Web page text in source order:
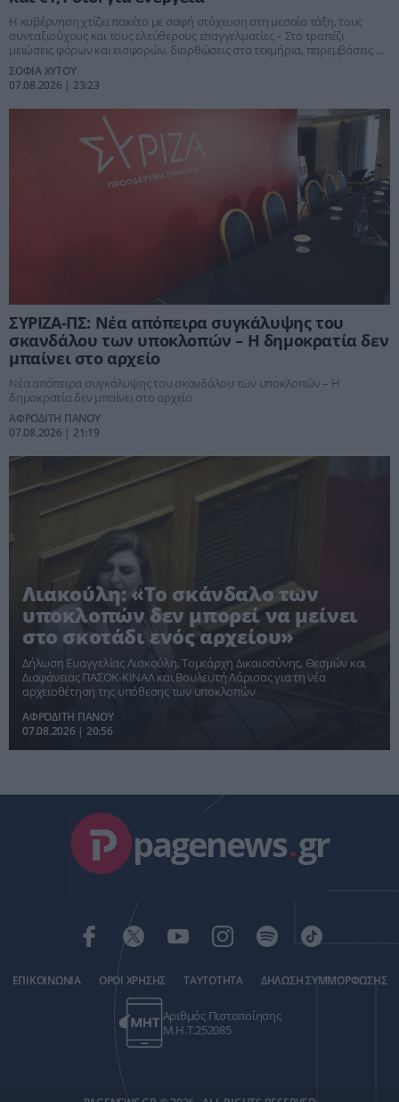
Η κυβέρνηση χτίζει πακέτο με σαφή στόχευση στη μεσαία τάξη, τους
συνταξιούχους και τους ελεύθερους επαγγελματίες – Στο τραπέζι
μειώσεις φόρων και εισφορών, διορθώσεις στα τεκμήρια, παρεμβάσεις σε
ΕΝΦΙΑ και τέλη κυκλοφορίας, αλλά και νέο ενεργειακό πρόγραμμα μέσω
της ευρωπαϊκής ρήτρας διαφυγής
ΣΟΦΙΑ ΧΥΤΟΥ
07.08.2026 | 23:23
ΣΥΡΙΖΑ-ΠΣ: Νέα απόπειρα συγκάλυψης του
σκανδάλου των υποκλοπών – Η δημοκρατία δεν
μπαίνει στο αρχείο
Νέα απόπειρα συγκάλυψης του σκανδάλου των υποκλοπών – Η
δημοκρατία δεν μπαίνει στο αρχείο
ΑΦΡΟΔΙΤΗ ΠΑΝΟΥ
07.08.2026 | 21:19
Λιακούλη: «Το σκάνδαλο των
υποκλοπών δεν μπορεί να μείνει
στο σκοτάδι ενός αρχείου»
Δήλωση Ευαγγελίας Λιακούλη, Τομεάρχη Δικαιοσύνης, Θεσμών και
Διαφάνειας ΠΑΣΟΚ-ΚΙΝΑΛ και Βουλευτή Λάρισας για τη νέα
αρχειοθέτηση της υπόθεσης των υποκλοπών
ΑΦΡΟΔΙΤΗ ΠΑΝΟΥ
07.08.2026 | 20:56
pagenews.gr
ΕΠΙΚΟΙΝΩΝΙΑ ΟΡΟΙ ΧΡΗΣΗΣ ΤΑΥΤΟΤΗΤΑ ΔΗΛΩΣΗ ΣΥΜΜΟΡΦΩΣΗΣ
Αριθμός Πιστοποίησης
Μ.Η.Τ.252085